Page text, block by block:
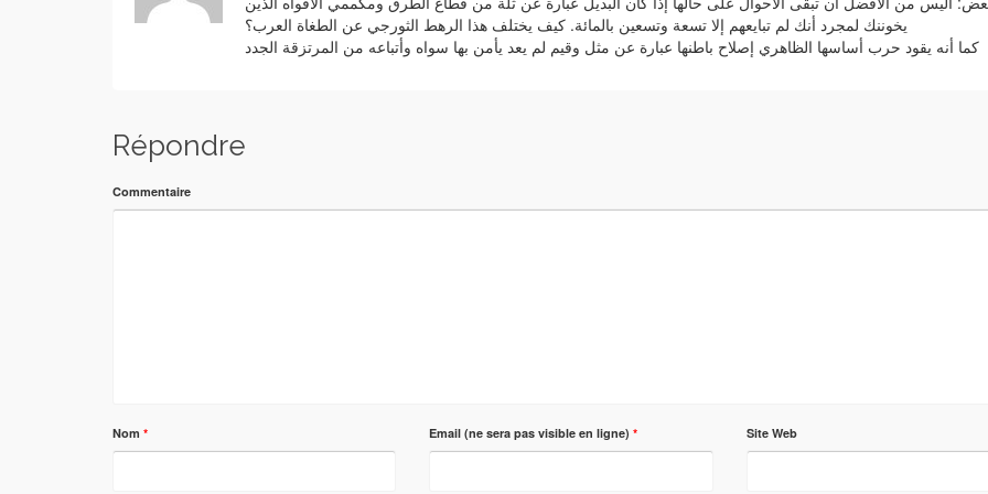
يخوننك لمجرد أنك لم تبايعهم إلا تسعة وتسعين بالمائة. كيف يختلف هذا الرهط الثورجي عن الطغاة العرب؟
كما أنه يقود حرب أساسها الظاهري إصلاح باطنها عبارة عن مثل وقيم لم يعد يأمن بها سواه وأتباعه من المرتزقة الجدد
Répondre
Commentaire
Nom * Email (ne sera pas visible en ligne)* Site Web